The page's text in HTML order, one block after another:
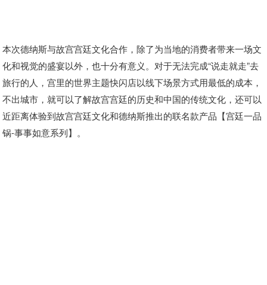
本次德纳斯与故宫宫廷文化合作，除了为当地的消费者带来一场文
化和视觉的盛宴以外，也十分有意义。对于无法完成“说走就走”去
旅行的人，宫里的世界主题快闪店以线下场景方式用最低的成本，
不出城市，就可以了解故宫宫廷的历史和中国的传统文化，还可以
近距离体验到故宫宫廷文化和德纳斯推出的联名款产品【宫廷一品
锅-事事如意系列】。